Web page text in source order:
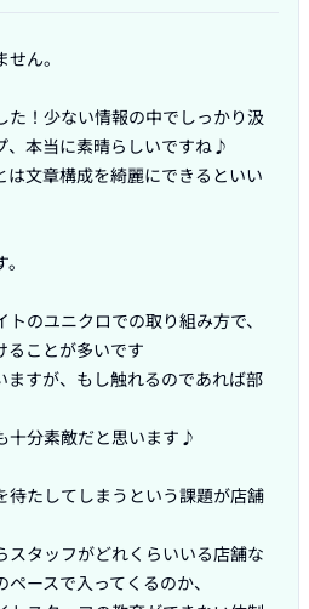
ん。
た！少ない情報の中でしっかり汲
、本当に素晴らしいですね♪
は文章構成を綺麗にできるといい
のユニクロでの取り組み方で、
ることが多いです
すが、もし触れるのであれば部
十分素敵だと思います♪
たしてしまうという課題が店舗
タッフがどれくらいいる店舗な
ースで入ってくるのか、